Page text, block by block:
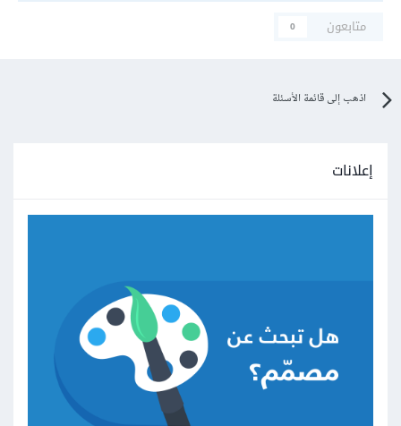
متابعون
0
اذهب إلى قائمة الأسئلة
إعلانات